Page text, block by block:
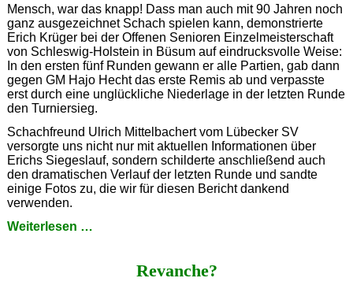
Mensch, war das knapp! Dass man auch mit 90 Jahren noch
ganz ausgezeichnet Schach spielen kann, demonstrierte
Erich Krüger bei der Offenen Senioren Einzelmeisterschaft
von Schleswig-Holstein in Büsum auf eindrucksvolle Weise:
In den ersten fünf Runden gewann er alle Partien, gab dann
gegen GM Hajo Hecht das erste Remis ab und verpasste
erst durch eine unglückliche Niederlage in der letzten Runde
den Turniersieg.
Schachfreund Ulrich Mittelbachert vom Lübecker SV
versorgte uns nicht nur mit aktuellen Informationen über
Erichs Siegeslauf, sondern schilderte anschließend auch
den dramatischen Verlauf der letzten Runde und sandte
einige Fotos zu, die wir für diesen Bericht dankend
verwenden.
Weiterlesen …
Revanche?